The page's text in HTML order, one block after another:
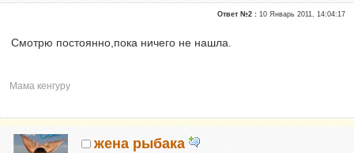
Репутация:0
Ответ №2 :10 Январь 2011, 14:04:17
Смотрю постоянно,пока ничего не нашла.
Мама кенгуру
жена рыбака